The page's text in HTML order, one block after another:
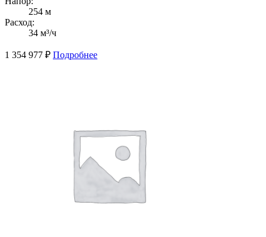
254 м
Расход:
34 м³/ч
1 354 977 ₽ Подробнее